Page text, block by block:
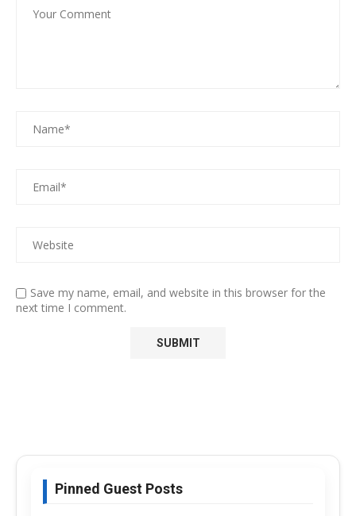
Save my name, email, and website in this browser for the
next time I comment.
Pinned Guest Posts